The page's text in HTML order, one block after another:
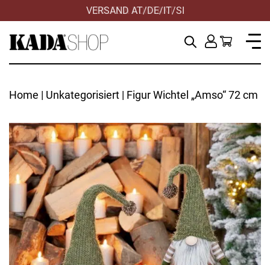
VERSAND AT/DE/IT/SI
Home | Unkategorisiert | Figur Wichtel „Amso“ 72 cm